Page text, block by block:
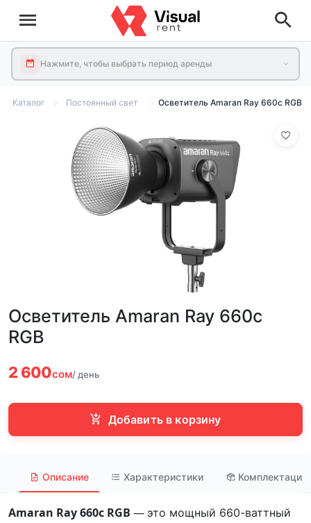
Нажмите, чтобы выбрать период аренды
Каталог Постоянный свет Осветитель Amaran Ray 660c RGB
Осветитель Amaran Ray 660c
RGB
2 600сом/ день
Добавить в корзину
Описание Характеристики Комплектация
Amaran Ray 660c RGB — это мощный 660-ваттный